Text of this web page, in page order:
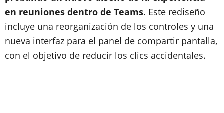
en reuniones dentro de Teams. Este rediseño
incluye una reorganización de los controles y una
nueva interfaz para el panel de compartir pantalla,
con el objetivo de reducir los clics accidentales.